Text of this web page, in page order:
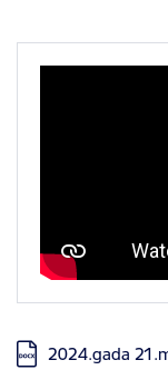
Lejupielādēt:
2024.gada